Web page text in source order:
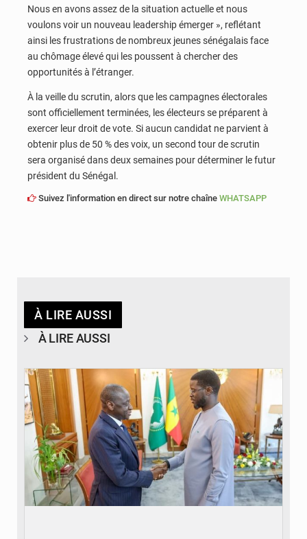
Nous en avons assez de la situation actuelle et nous
voulons voir un nouveau leadership émerger », reflétant
ainsi les frustrations de nombreux jeunes sénégalais face
au chômage élevé qui les poussent à chercher des
opportunités à l’étranger.
À la veille du scrutin, alors que les campagnes électorales
sont officiellement terminées, les électeurs se préparent à
exercer leur droit de vote. Si aucun candidat ne parvient à
obtenir plus de 50 % des voix, un second tour de scrutin
sera organisé dans deux semaines pour déterminer le futur
président du Sénégal.
Suivez l'information en direct sur notre chaîne WHATSAPP
À LIRE AUSSI
À LIRE AUSSI